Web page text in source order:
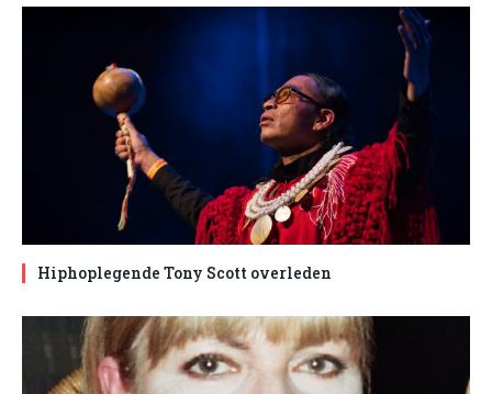
Hiphoplegende Tony Scott overleden